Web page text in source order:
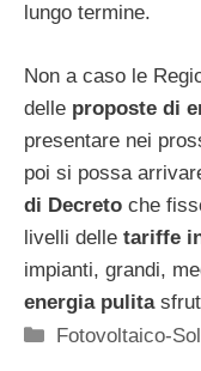
lungo termine.
Non a caso le
delle proposte di
presentare nei
poi si possa
di Decreto che
livelli delle tariffe
impianti, grandi,
energia pulita
Categorie
Fotovoltaico-